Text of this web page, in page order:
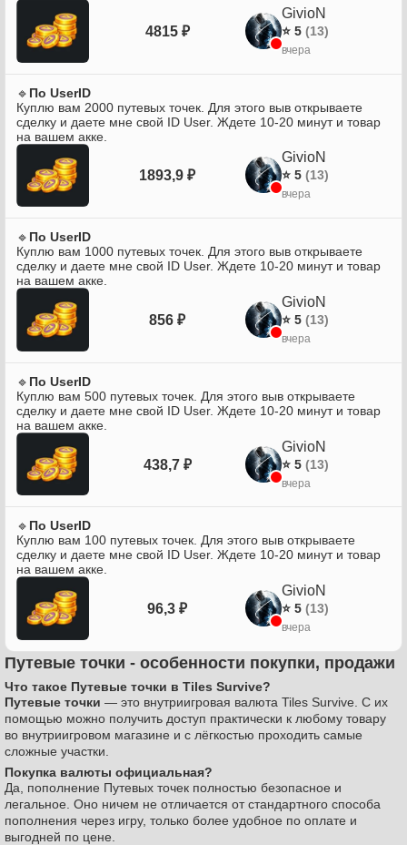
4815 ₽
GivioN
⭐ 5 (13)
вчера
🔹󠁏󠁏 По UserID
Куплю вам 2000 путевых точек. Для этого выв открываете
сделку и даете мне свой ID User. Ждете 10-20 минут и товар
на вашем акке.
1893,9 ₽
GivioN
⭐ 5 (13)
вчера
🔹󠁏󠁏 По UserID
Куплю вам 1000 путевых точек. Для этого выв открываете
сделку и даете мне свой ID User. Ждете 10-20 минут и товар
на вашем акке.
856 ₽
GivioN
⭐ 5 (13)
вчера
🔹󠁏󠁏 По UserID
Куплю вам 500 путевых точек. Для этого выв открываете
сделку и даете мне свой ID User. Ждете 10-20 минут и товар
на вашем акке.
438,7 ₽
GivioN
⭐ 5 (13)
вчера
🔹󠁏󠁏 По UserID
Куплю вам 100 путевых точек. Для этого выв открываете
сделку и даете мне свой ID User. Ждете 10-20 минут и товар
на вашем акке.
96,3 ₽
GivioN
⭐ 5 (13)
вчера
Путевые точки - особенности покупки, продажи
Что такое Путевые точки в Tiles Survive?
Путевые точки — это внутриигровая валюта Tiles Survive. С их
помощью можно получить доступ практически к любому товару
во внутриигровом магазине и с лёгкостью проходить самые
сложные участки.
Покупка валюты официальная?
Да, пополнение Путевых точек полностью безопасное и
легальное. Оно ничем не отличается от стандартного способа
пополнения через игру, только более удобное по оплате и
выгодней по цене.